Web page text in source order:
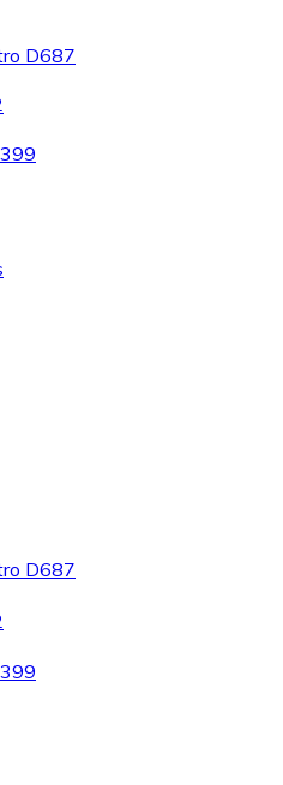
bancárias
D687
D687